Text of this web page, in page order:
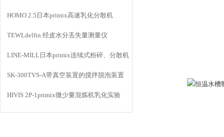
HOMO 2.5日本primix高速乳化分散机
TEWLdelfin 经皮水分丢失量测量仪
LINE-MILL日本primix连续式粉碎、分散机
LINE MILL
SK-300TVS-A带真空装置的搅拌脱泡装置
HIVIS 2P-1primix微少量混炼机乳化实验